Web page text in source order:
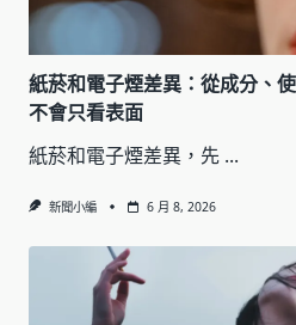
紙菸和電子煙差異：從成分、
不會只看表面
紙菸和電子煙差異，先 ...
新聞小編 6 月 8, 2026